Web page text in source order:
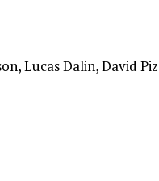
Lucas Dalin, David